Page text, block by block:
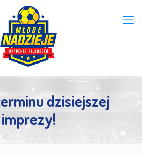
dzisiejszej
imprezy!